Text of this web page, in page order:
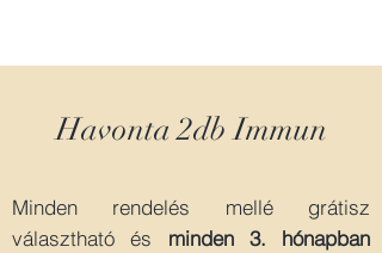
Havonta 2db Immun
Minden rendelés mellé grátisz
választható és minden 3.
hónapban